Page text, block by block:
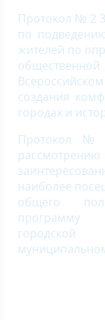
Протокол № 2
по
жи­телей по
создания
городах и
Протокол №
наиболее
общего
программу